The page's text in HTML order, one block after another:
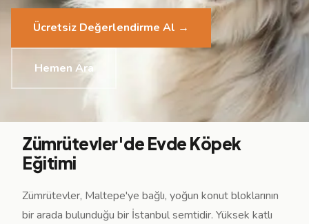
İletişim
Sepetim
WhatsApp ile Yaz
Agresiflik &
Ayrılık Kaygısı
Alan Koruma
Bodyguard
Ücretsiz Değerlendirme Al →
Hemen Ara
Zümrütevler'de Evde Köpek
Eğitimi
Zümrütevler, Maltepe'ye bağlı, yoğun konut bloklarının
bir arada bulunduğu bir İstanbul semtidir. Yüksek katlı